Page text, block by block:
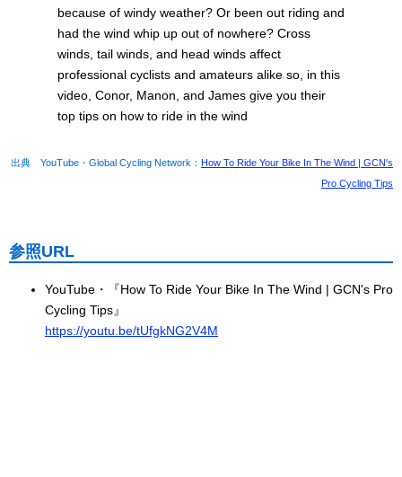
because of windy weather? Or been out riding and
had the wind whip up out of nowhere? Cross
winds, tail winds, and head winds affect
professional cyclists and amateurs alike so, in this
video, Conor, Manon, and James give you their
top tips on how to ride in the wind
出典 YouTube・Global Cycling Network： How To Ride Your Bike In The Wind | GCN's
Pro Cycling Tips
参照URL
YouTube・『How To Ride Your Bike In The Wind | GCN's Pro
Cycling Tips』
https://youtu.be/tUfgkNG2V4M